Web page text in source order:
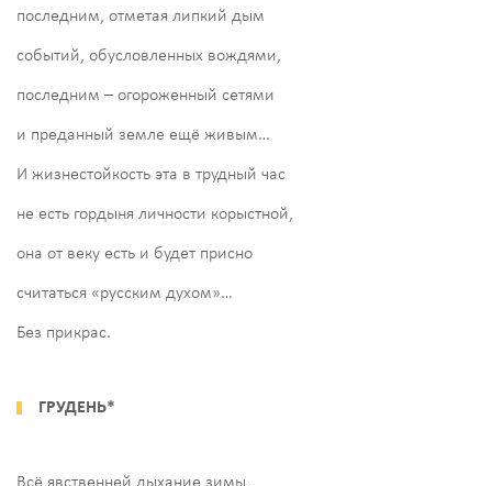
последним, отметая липкий дым
событий, обусловленных вождями,
последним – огороженный сетями
и преданный земле ещё живым…
И жизнестойкость эта в трудный час
не есть гордыня личности корыстной,
она от веку есть и будет присно
считаться «русским духом»…
Без прикрас.
ГРУДЕНЬ*
Всё явственней дыхание зимы,